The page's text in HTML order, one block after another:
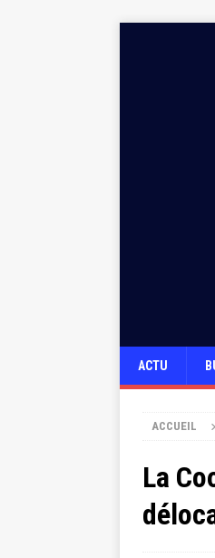
ACTU
ACCUEIL
La